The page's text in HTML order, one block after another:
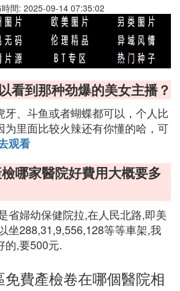
間: 2025-09-14 07:35:02
看到那种劲爆的美女主播？
牙、斗鱼或者蝴蝶都可以，个人比
为里面比较火辣还有你懂的哈，可
观看
哪家醫院好費用大概要多
省婦幼保健院拉,在人民北路,即美
坐288,31,9,556,128等等車架,我
的,要500元.
費產檢卷在哪個醫院相